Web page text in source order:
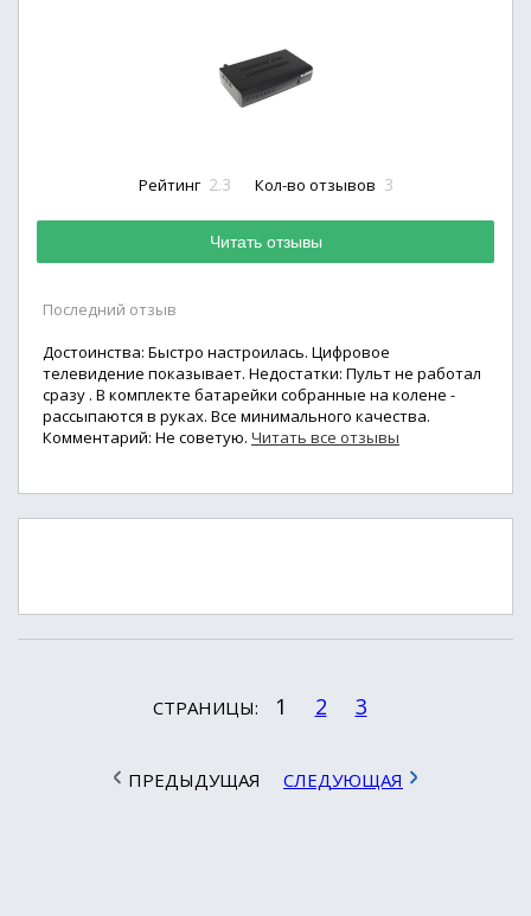
Рейтинг 2.3 Кол-во отзывов 3
Читать отзывы
Последний отзыв
Достоинства: Быстро настроилась. Цифровое
телевидение показывает. Недостатки: Пульт не работал
сразу . В комплекте батарейки собранные на колене -
рассыпаются в руках. Все минимального качества.
Комментарий: Не советую. Читать все отзывы
СТРАНИЦЫ: 1 2 3
ПРЕДЫДУЩАЯ СЛЕДУЮЩАЯ